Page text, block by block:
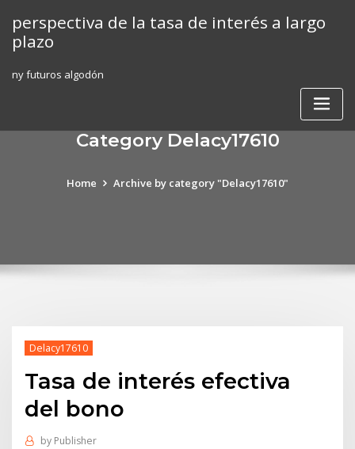
content
perspectiva de la tasa de interés a largo
plazo
ny futuros algodón
Category Delacy17610
Home Archive by category "Delacy17610"
Delacy17610
Tasa de interés efectiva
del bono
by Publisher